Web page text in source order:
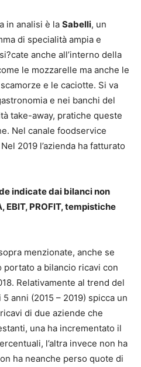
in analisi è la Sabelli, un
di specialità ampia e
anche all’interno della
le mozzarelle ma anche le
e le caciotte. Si va
e nei banchi del
take-away, pratiche queste
Nel canale foodservice
2019 l’azienda ha fatturato
indicate dai bilanci non
EBIT, PROFIT, tempistiche
menzionate, anche se
a bilancio ricavi con
Relativamente al trend del
anni (2015 – 2019) spicca un
di due aziende che
una ha incrementato il
l’altra invece non ha
ha neanche perso quote di